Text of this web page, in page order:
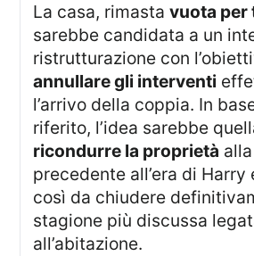
La casa, rimastavuota per
sarebbe candidata a un
ristrutturazione con
annullare gli interventi
l’arrivo della coppia. In
riferito, l’idea sarebbe
ricondurre la proprietà
precedente all’era di Harry
così da chiudere
stagione più discussa
all’abitazione.